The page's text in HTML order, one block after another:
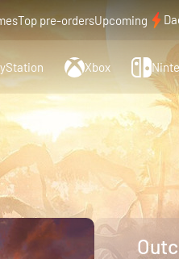
Top pre-ordersUpcoming
Xbox